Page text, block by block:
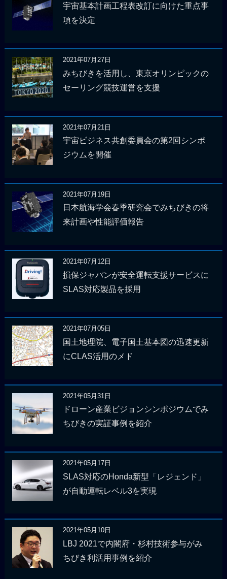
宇宙基本計画工程表改訂に向けた重点事
項を決定
2021年07月27日
みちびきを活用し、東京オリンピックの
セーリング競技運営を支援
2021年07月21日
宇宙ビジネス共創委員会の第2回シンポ
ジウムを開催
2021年07月19日
日本航海学会春季研究会でみちびきの将
来計画や性能評価報告
2021年07月12日
損保ジャパンが安全運転支援サービスに
SLAS対応製品を採用
2021年07月05日
国土地理院、電子国土基本図の迅速更新
にCLAS活用のメド
2021年05月31日
ドローン産業ビジョンシンポジウムでみ
ちびきの実証事例を紹介
2021年05月17日
SLAS対応のHonda新型「レジェンド」
が自動運転レベル3を実現
2021年05月10日
LBJ 2021で内閣府・杉村技術参与がみ
ちびき利活用事例を紹介